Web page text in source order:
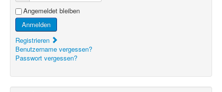
Angemeldet bleiben
Anmelden
Registrieren
Benutzername vergessen?
Passwort vergessen?